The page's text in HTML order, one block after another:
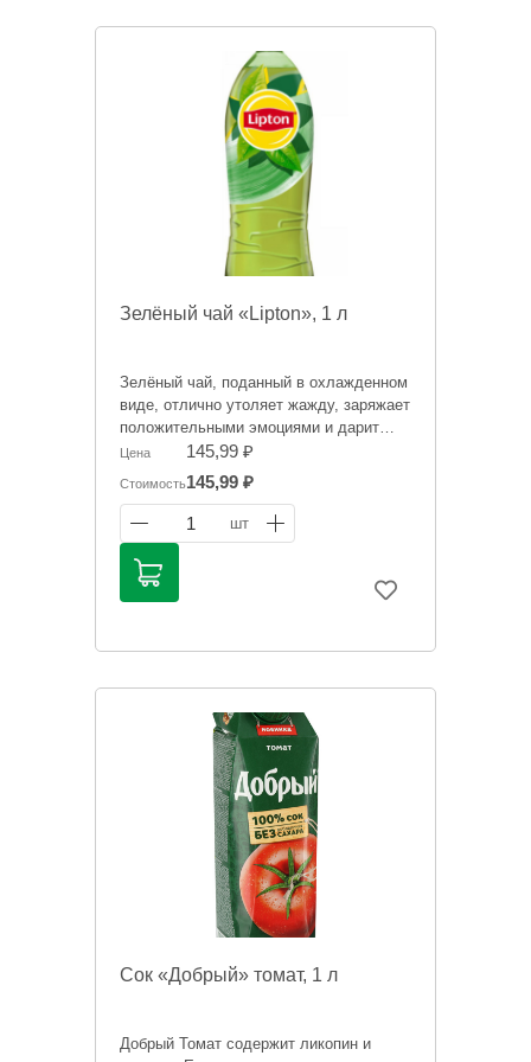
Зелёный чай «Lipton», 1 л
Зелёный чай, поданный в охлажденном
виде, отлично утоляет жажду, заряжает
положительными эмоциями и дарит
отличное настроение.
Информация на сайте о товарах носит
справочный характер и не является
публичной офертой. Цена может
меняться. Фото товаров может
отличаться.
Цена 145,99 ₽
Стоимость145,99 ₽
1 шт
Сок «Добрый» томат, 1 л
Добрый Томат содержит ликопин и